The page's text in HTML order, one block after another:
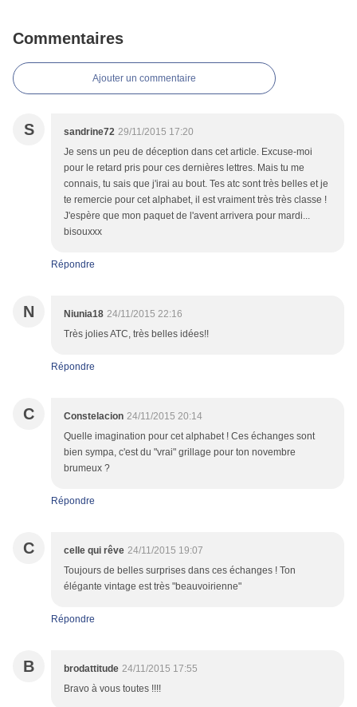
Commentaires
Ajouter un commentaire
S sandrine72 29/11/2015 17:20
Je sens un peu de déception dans cet article. Excuse-moi
pour le retard pris pour ces dernières lettres. Mais tu me
connais, tu sais que j'irai au bout. Tes atc sont très belles et je
te remercie pour cet alphabet, il est vraiment très très classe !
J'espère que mon paquet de l'avent arrivera pour mardi...
bisouxxx
Répondre
N Niunia18 24/11/2015 22:16
Très jolies ATC, très belles idées!!
Répondre
C Constelacion 24/11/2015 20:14
Quelle imagination pour cet alphabet ! Ces échanges sont
bien sympa, c'est du "vrai" grillage pour ton novembre
brumeux ?
Répondre
C celle qui rêve 24/11/2015 19:07
Toujours de belles surprises dans ces échanges ! Ton
élégante vintage est très "beauvoirienne"
Répondre
B brodattitude 24/11/2015 17:55
Bravo à vous toutes !!!!